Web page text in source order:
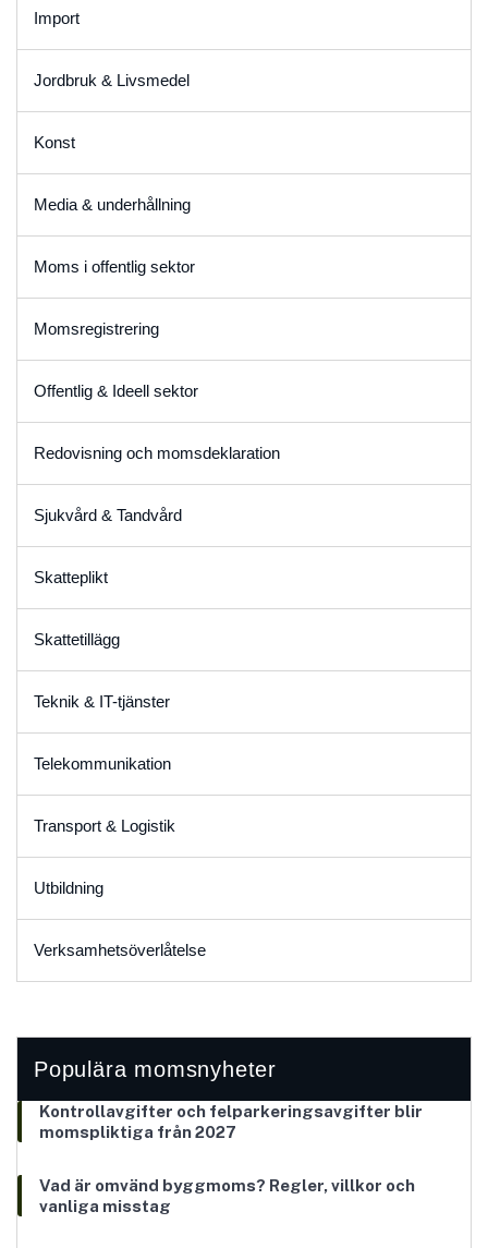
Import
Jordbruk & Livsmedel
Konst
Media & underhållning
Moms i offentlig sektor
Momsregistrering
Offentlig & Ideell sektor
Redovisning och momsdeklaration
Sjukvård & Tandvård
Skatteplikt
Skattetillägg
Teknik & IT-tjänster
Telekommunikation
Transport & Logistik
Utbildning
Verksamhetsöverlåtelse
Populära momsnyheter
Kontrollavgifter och felparkeringsavgifter blir
momspliktiga från 2027
Vad är omvänd byggmoms? Regler, villkor och
vanliga misstag